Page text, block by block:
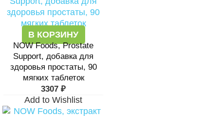
В КОРЗИНУ
NOW Foods, Prostate
Support, добавка для
здоровья простаты, 90
мягких таблеток
3307 ₽
Add to Wishlist